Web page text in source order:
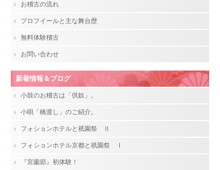
お稽古の流れ
プロフイールと主な舞台歴
無料体験稽古
お問い合わせ
新着情報＆ブログ
小鼓のお稽古は「供奴」。
小唄「橋渡し」のご紹介。
フォションホテルと祇園祭 Ⅱ
フォションホテル京都と祇園祭 Ⅰ
『宮薗節』初体験！